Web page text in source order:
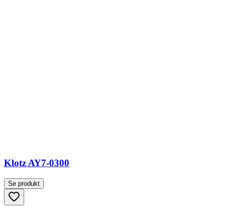
Klotz AY7-0300
Se produkt